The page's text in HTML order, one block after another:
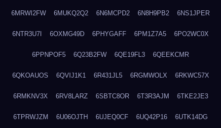
6MRWI2FW 6MUKQ2Q2 6N6MCPD2 6N8H9PB2 6NS1JPER
6NTR3U7I 6OXMG49D 6PHYGAFF 6PM1Z7A5 6PO2WC0X
6PPNPOF5 6Q23B2FW 6QE19FL3 6QEEKCMR
6QKOAUOS 6QVIJ1K1 6R431JL5 6RGMWOLX 6RKWC57X
6RMKNV3X 6RV8LARZ 6SBTC8OR 6T3R3AJM 6TKE2JE3
6TPRWJZM 6U06OJTH 6UJEQ0CF 6UQ42P16 6UTK14DG